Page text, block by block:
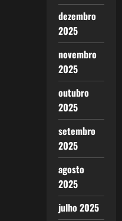
dezembro
2025
novembro
2025
outubro
2025
setembro
2025
agosto
2025
julho 2025